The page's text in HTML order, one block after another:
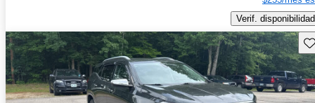
Verif. disponibilidad